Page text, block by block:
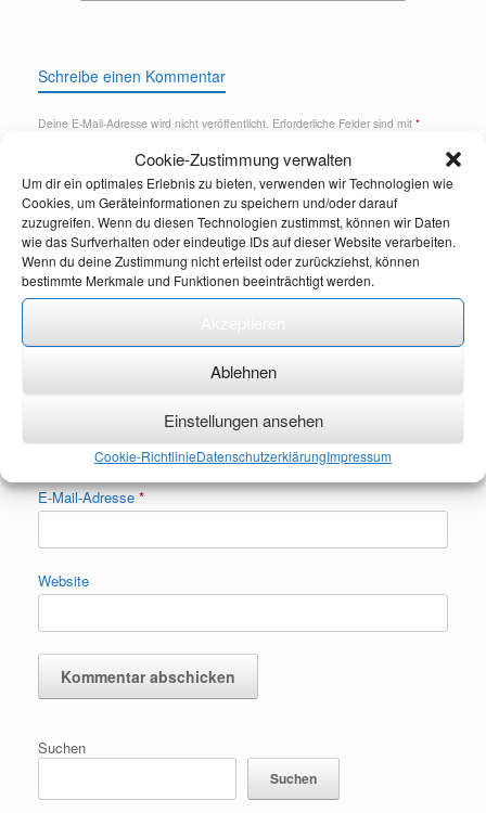
Cookie-Zustimmung verwalten
Um dir ein optimales Erlebnis zu bieten, verwenden wir Technologien wie
Cookies, um Geräteinformationen zu speichern und/oder darauf
zuzugreifen. Wenn du diesen Technologien zustimmst, können wir Daten
wie das Surfverhalten oder eindeutige IDs auf dieser Website verarbeiten.
Wenn du deine Zustimmung nicht erteilst oder zurückziehst, können
bestimmte Merkmale und Funktionen beeinträchtigt werden.
Ablehnen
Einstellungen ansehen
Cookie-RichtlinieDatenschutzerklärungImpressum
Schreibe einen Kommentar
Deine E-Mail-Adresse wird nicht veröffentlicht. Erforderliche Felder sind mit *
Kommentar*
E-Mail-Adresse*
Website
Suchen
Suchen